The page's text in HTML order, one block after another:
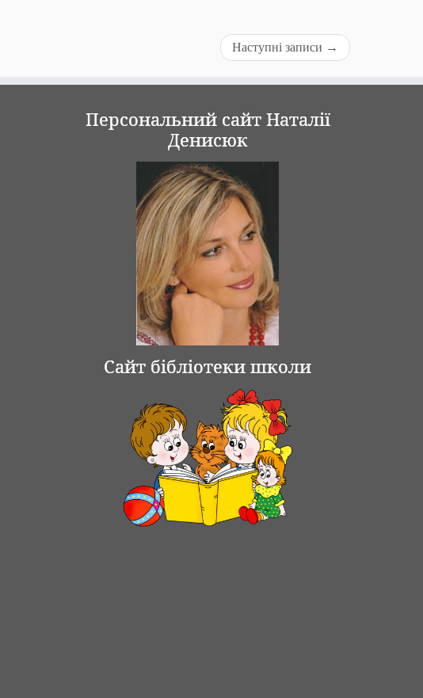
Наступні записи →
Персональний сайт Наталії
Денисюк
Сайт бібліотеки школи